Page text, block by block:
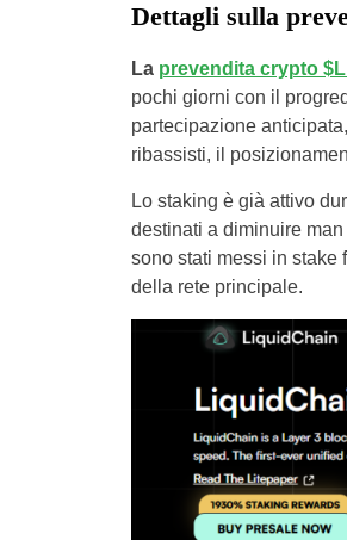
Dettagli sulla
La prevendita crypto
pochi giorni con il
partecipazione
ribassisti, il
Lo staking è già attivo
destinati a diminuire
sono stati messi in stake
della rete principale.